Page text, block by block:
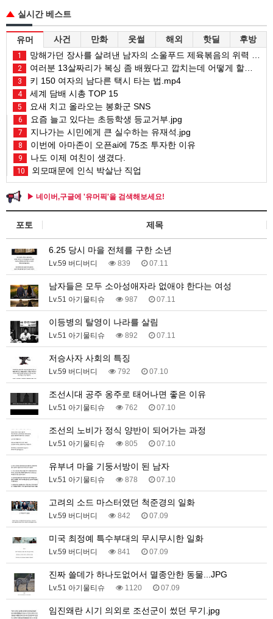
실시간 베스트
유머 사건 만화 웃썰 해외 핫딜 후방
1 망해가던 장사를 살려낸 남자의 소울푸드 제육볶음의 위력 ㅋㅋ
2 여러분 13살짜리가 복싱 좀 배웠다고 깝치는데 어떻게 할까요?
3 키 150 여자의 남다른 택시 타는 법.mp4
4 세계 담배 시총 TOP 15
5 요새 치고 올라오는 봉화군 SNS
6 요즘 늘고 있다는 초등학생 등교거부.jpg
7 지나가는 시민에게 큰 실수하는 유재석.jpg
8 이번에 아마존이 오픈ai에 75조 투자한 이유
9 나도 이제 여친이 생겼다.
10 외모때문에 인식 박살난 직업
▶ 네이버,구글에 '유머픽'을 검색해보세요!
포토 제목
6.25 당시 마을 전체를 구한 소년
Lv.59 버디버디 839 07.11
남자들은 모두 소아성애자라 없애야 한다는 여성
Lv.51 아기물티슈 987 07.11
이등병의 탈영이 나라를 살림
Lv.51 아기물티슈 892 07.11
저승사자 사회의 특징
Lv.59 버디버디 792 07.10
조선시대 공주 옹주로 태어나면 좋은 이유
Lv.51 아기물티슈 762 07.10
조선의 노비가 정식 양반이 되어가는 과정
Lv.51 아기물티슈 805 07.10
유부녀 마을 기둥서방이 된 남자
Lv.51 아기물티슈 878 07.10
고려의 소드 마스터였던 척준경의 일화
Lv.59 버디버디 842 07.09
미국 최정예 특수부대의 무시무시한 일화
Lv.59 버디버디 841 07.09
진짜 쓸데가 하나도없어서 멸종안한 동물...JPG
Lv.51 아기물티슈 1120 07.09
임진왜란 시기 의외로 조선군이 썼던 무기.jpg